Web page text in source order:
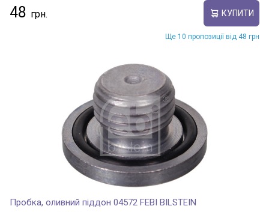
48 КУПИТИ
Ще 10 пропозиції від 48 грн
Пробка, оливний піддон 04572 FEBI BILSTEIN